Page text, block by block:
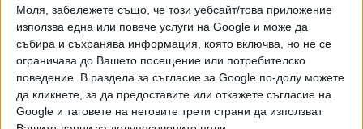
Моля, забележете също, че този уебсайт/това приложение
използва една или повече услуги на Google и може да
събира и съхранява информация, която включва, но не се
ограничава до Вашето посещение или потребителско
поведение. В раздела за съгласие за Google по-долу можете
да кликнете, за да предоставите или откажете съгласие на
Google и таговете на неговите трети страни да използват
римската античност и по-късно развита и разширена от
такива ренесансови архитекти като Алберти,
Брунелески, Микеланджело и Паладио; такива майстори
на Просвещението като Робърт Адам, Джон Соан и
Кристофър Рен; такива архитекти от 19-ти век като
Бенджамин Хенри Латроуб, Робърт Милс и Томас У.
Уолтър; и такива практикуващи от 20-ти век като